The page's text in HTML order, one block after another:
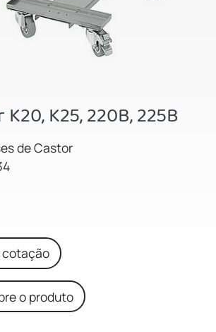
K25, 220B, 225B
de Castor
o produto